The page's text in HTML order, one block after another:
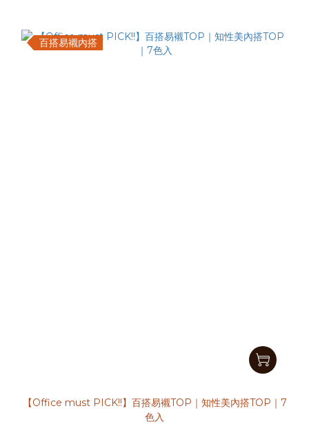
百搭易襯內搭
【Office must PICK!!】百搭易襯TOP｜知性美內搭TOP｜7
色入